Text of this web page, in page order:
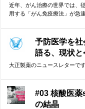
近年、がん治療の世界では、
用する「がん免疫療法」が急
予防医学を
語る、現状と
大正製薬のニュースレターです
#03 核酸医
の結晶